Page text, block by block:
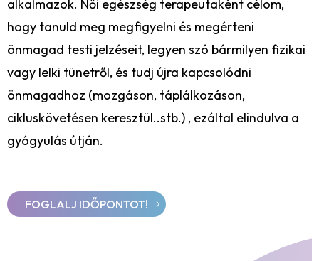
alkalmazok. Női egészség terapeutaként célom,
hogy tanuld meg megfigyelni és megérteni
önmagad testi jelzéseit, legyen szó bármilyen fizikai
vagy lelki tünetről, és tudj újra kapcsolódni
önmagadhoz (mozgáson, táplálkozáson,
cikluskövetésen keresztül..stb.) , ezáltal elindulva a
gyógyulás útján.
FOGLALJ IDŐPONTOT!